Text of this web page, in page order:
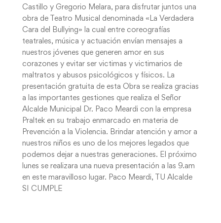
Castillo y Gregorio Melara, para disfrutar juntos una
obra de Teatro Musical denominada «La Verdadera
Cara del Bullying» la cual entre coreografías
teatrales, música y actuación envían mensajes a
nuestros jóvenes que generen amor en sus
corazones y evitar ser victimas y victimarios de
maltratos y abusos psicológicos y físicos. La
presentación gratuita de esta Obra se realiza gracias
a las importantes gestiones que realiza el Señor
Alcalde Municipal Dr. Paco Meardi con la empresa
Praltek en su trabajo enmarcado en materia de
Prevención a la Violencia. Brindar atención y amor a
nuestros niños es uno de los mejores legados que
podemos dejar a nuestras generaciones. El próximo
lunes se realizara una nueva presentación a las 9.am
en este maravilloso lugar. Paco Meardi, TU Alcalde
SI CUMPLE